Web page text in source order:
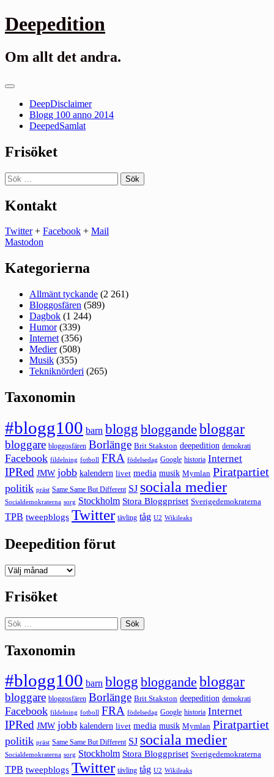
Gå
till
Deepedition
Om allt det andra.
Primär
DeepDisclaimer
Blogg 100 anno 2014
DeepedSamlat
Frisöket
Sök
efter:
Kontakt
Twitter+ Facebook + Mail
Mastodon
Kategorierna
Allmänt tyckande (2 261)
Bloggosfären (589)
Dagbok (1 244)
Humor(339)
Internet (356)
Medier(508)
Musik (355)
Tekniknörderi (265)
Taxonomin
#blogg100 barn blogg bloggande bloggar
bloggare bloggosfären Borlänge Brit Stakston deepedition demokrati
Facebook fildelning fotboll FRA födelsedag Google historia Internet
IPRed JMW jobb kalendern livet media musik Mymlan Piratpartiet
politik präst Same Same But Different SJ sociala medier
Socialdemokraterna sorg Stockholm Stora Bloggpriset Sverigedemokraterna
TPB tweepblogs Twitter tävling tåg U2 Wikileaks
Deepedition förut
Deepedition
Frisöket
Sök
efter:
Taxonomin
#blogg100 barn blogg bloggande bloggar
bloggare bloggosfären Borlänge Brit Stakston deepedition demokrati
Facebook fildelning fotboll FRA födelsedag Google historia Internet
IPRed JMW jobb kalendern livet media musik Mymlan Piratpartiet
politik präst Same Same But Different SJ sociala medier
Socialdemokraterna sorg Stockholm Stora Bloggpriset Sverigedemokraterna
TPB tweepblogs Twitter tävling tåg U2 Wikileaks